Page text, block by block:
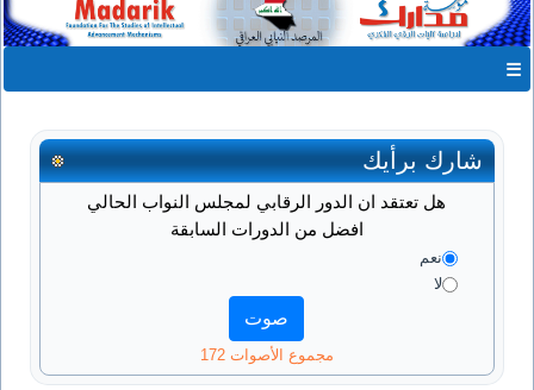
☰
شارك برأيك
هل تعتقد ان الدور الرقابي لمجلس النواب الحالي
افضل من الدورات السابقة
نعم
لا
مجموع الأصوات 172